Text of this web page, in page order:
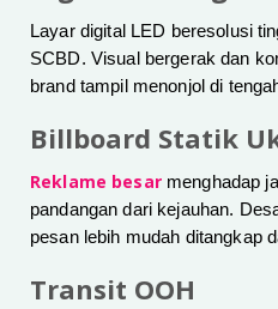
Layar digital LED beresolusi
SCBD. Visual bergerak dan
brand tampil menonjol di
Billboard Statik
Reklame besarmenghadap
pandangan dari kejauhan.
pesan lebih mudah ditangkap
Transit OOH